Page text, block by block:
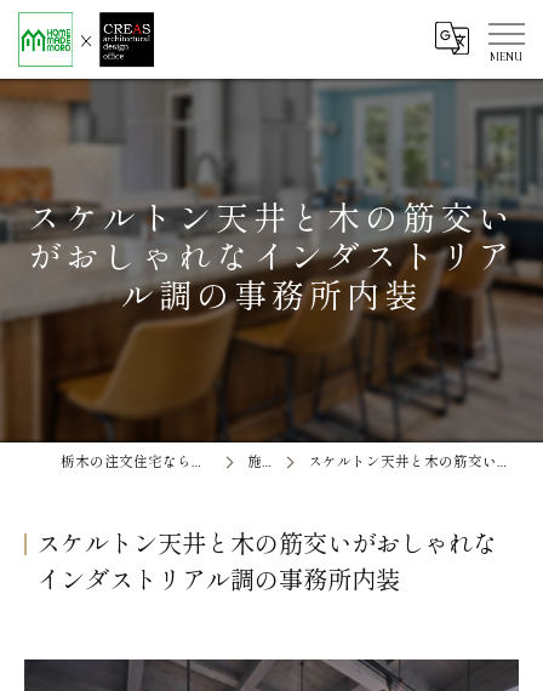
スケルトン天井と木の筋交い
がおしゃれなインダストリア
ル調の事務所内装
栃木の注文住宅なら株式会社ソエル ホームメイド茂呂 施工事例 スケルトン天井と木の筋交いがおしゃれなインダストリアル調の事務所内装
スケルトン天井と木の筋交いがおしゃれな
インダストリアル調の事務所内装